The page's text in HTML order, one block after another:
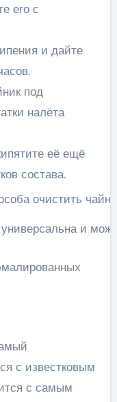
его с
и дайте
под
налёта
её ещё
состава.
и
с известковым
с самым